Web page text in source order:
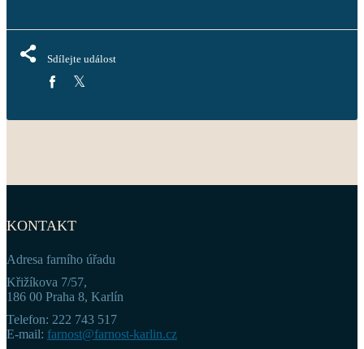
Sdílejte událost
KONTAKT
Adresa farního úřadu
Křižíkova 7/57,
186 00 Praha 8, Karlín
Telefon: 222 743 517
E-mail: farnost@farnost-karlin.cz